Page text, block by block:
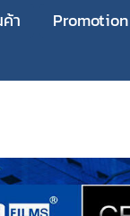
า
Promotion